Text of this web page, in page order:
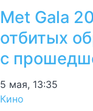
Met Gala
отбитых
с
5 мая, 13:35
Кино